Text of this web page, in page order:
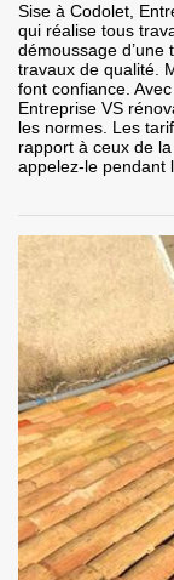
Sise à Codolet,
qui réalise tous
démoussage
travaux de qualité.
font confiance.
Entreprise VS
les normes. Les
rapport à ceux de
appelez-le pendant